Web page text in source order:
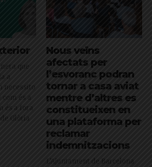
que
a
necessito
és a
és a fora
Glòria
Nous veïns
afectats per
l’esvoranc podran
tornar a casa aviat
mentre d’altres es
constitueixen en
una plataforma per
reclamar
indemnitzacions
L’Ajuntament de Barcelona